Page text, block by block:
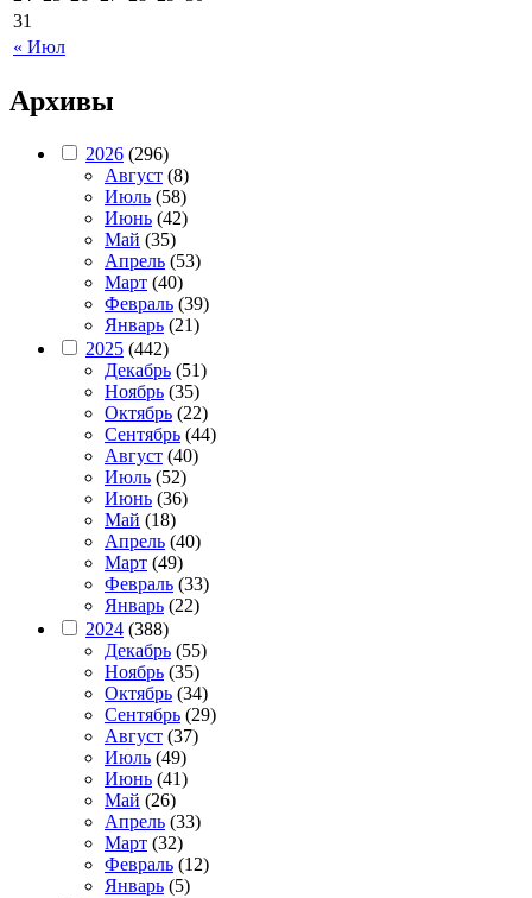
« Июл
31
Архивы
2026 (296)
Август (8)
Июль (58)
Июнь (42)
Май (35)
Апрель (53)
Март (40)
Февраль (39)
Январь (21)
2025 (442)
Декабрь (51)
Ноябрь (35)
Октябрь (22)
Сентябрь (44)
Август (40)
Июль (52)
Июнь (36)
Май (18)
Апрель (40)
Март (49)
Февраль (33)
Январь (22)
2024 (388)
Декабрь (55)
Ноябрь (35)
Октябрь (34)
Сентябрь (29)
Август (37)
Июль (49)
Июнь (41)
Май (26)
Апрель (33)
Март (32)
Февраль (12)
Январь (5)